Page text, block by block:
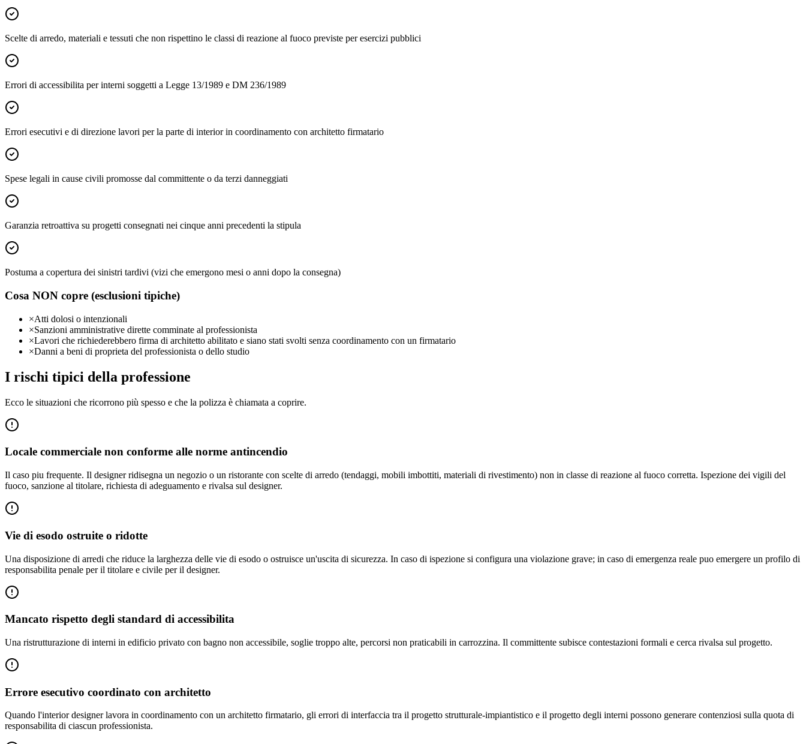
Scelte di arredo, materiali e tessuti che non rispettino le classi di reazione al fuoco previste per esercizi pubblici
Errori di accessibilita per interni soggetti a Legge 13/1989 e DM 236/1989
Errori esecutivi e di direzione lavori per la parte di interior in coordinamento con architetto firmatario
Spese legali in cause civili promosse dal committente o da terzi danneggiati
Garanzia retroattiva su progetti consegnati nei cinque anni precedenti la stipula
Postuma a copertura dei sinistri tardivi (vizi che emergono mesi o anni dopo la consegna)
Cosa NON copre (esclusioni tipiche)
×Atti dolosi o intenzionali
×Sanzioni amministrative dirette comminate al professionista
×Lavori che richiederebbero firma di architetto abilitato e siano stati svolti senza coordinamento con un firmatario
×Danni a beni di proprieta del professionista o dello studio
I rischi tipici della professione
Ecco le situazioni che ricorrono più spesso e che la polizza è chiamata a coprire.
Locale commerciale non conforme alle norme antincendio
Il caso piu frequente. Il designer ridisegna un negozio o un ristorante con scelte di arredo (tendaggi, mobili imbottiti, materiali di rivestimento) non in classe di reazione al fuoco corretta. Ispezione dei vigili del
fuoco, sanzione al titolare, richiesta di adeguamento e rivalsa sul designer.
Vie di esodo ostruite o ridotte
Una disposizione di arredi che riduce la larghezza delle vie di esodo o ostruisce un'uscita di sicurezza. In caso di ispezione si configura una violazione grave; in caso di emergenza reale puo emergere un profilo di
responsabilita penale per il titolare e civile per il designer.
Mancato rispetto degli standard di accessibilita
Una ristrutturazione di interni in edificio privato con bagno non accessibile, soglie troppo alte, percorsi non praticabili in carrozzina. Il committente subisce contestazioni formali e cerca rivalsa sul progetto.
Errore esecutivo coordinato con architetto
Quando l'interior designer lavora in coordinamento con un architetto firmatario, gli errori di interfaccia tra il progetto strutturale-impiantistico e il progetto degli interni possono generare contenziosi sulla quota di
responsabilita di ciascun professionista.